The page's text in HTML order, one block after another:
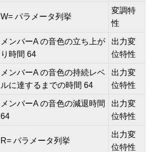
W= パラメータ列挙
変調特
性
メンバーA の音色の立ち上が
り時間 64
出力変
位特性
メンバーA の音色の持続レベ
ルに達するまでの時間 64
出力変
位特性
メンバーA の音色の減退時間
64
出力変
位特性
R= パラメータ列挙
出力変
位特性